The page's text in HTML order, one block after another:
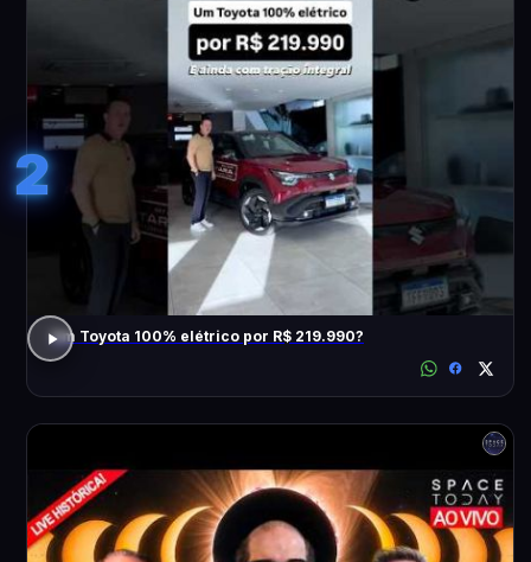
2
Um Toyota 100% elétrico por R$ 219.990?